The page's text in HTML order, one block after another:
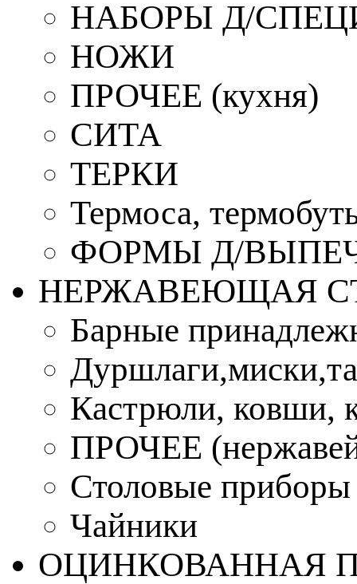
НАБОРЫ Д/
НОЖИ
ПРОЧЕЕ (кухня)
СИТА
ТЕРКИ
Термоса,
ФОРМЫ Д/
НЕРЖАВЕЮЩАЯ
Барные
Кастрюли, ковши,
ПРОЧЕЕ
Столовые приборы
Чайники
ОЦИНКОВАННАЯ